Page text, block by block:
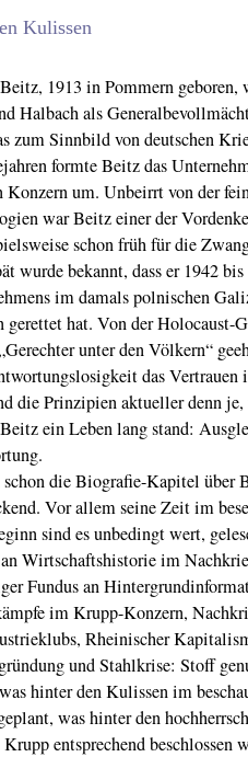
Kulissen
1913 in Pommern geboren,
Halbach als
zum Sinnbild von deutschen
formte Beitz das
Konzern um. Unbeirrt von der
war Beitz einer der
schon früh für die
wurde bekannt, dass er 1942
im damals polnischen
gerettet hat. Von der Holocaust-
unter den Völkern“
das
die Prinzipien aktueller denn
ein Leben lang stand:
die Biografie-Kapitel über
Vor allem seine Zeit im
sind es unbedingt wert,
Wirtschaftshistorie im
Fundus an
im Krupp-Konzern,
Rheinischer
und Stahlkrise: Stoff
hinter den Kulissen im
was hinter den
entsprechend beschlossen